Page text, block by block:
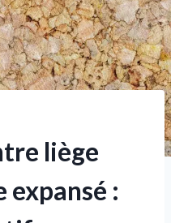
liège
: